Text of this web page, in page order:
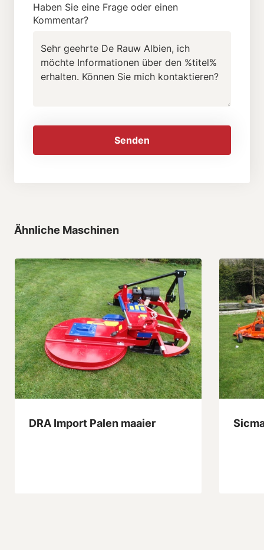
Haben Sie eine Frage oder einen
Kommentar?
Senden
Ähnliche Maschinen
DRA Import Palen maaier